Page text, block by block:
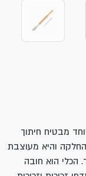
מבטיח חיתוך
והיא מעוצבת
הכלי הוא חובה